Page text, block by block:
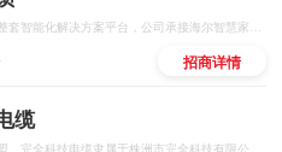
招商详情
缆